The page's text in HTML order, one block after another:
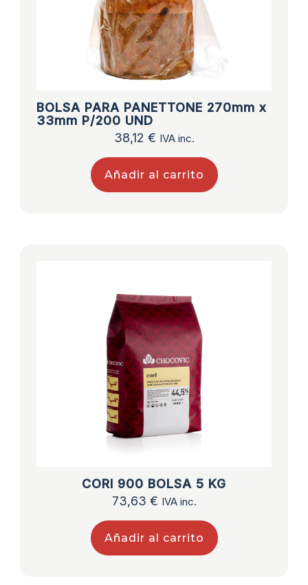
BOLSA PARA PANETTONE 270mm x
33mm P/200 UND
38,12 € IVA inc.
Añadir al carrito
CORI 900 BOLSA 5 KG
73,63 € IVA inc.
Añadir al carrito